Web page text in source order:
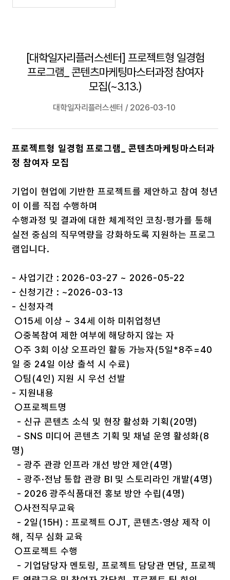
[대학일자리플러스센터] 프로젝트형 일경험
프로그램_ 콘텐츠마케팅마스터과정 참여자
모집(~3.13.)
대학일자리플러스센터 / 2026-03-10
프로젝트형 일경험 프로그램_ 콘텐츠마케팅마스터과
정 참여자 모집
기업이 현업에 기반한 프로젝트를 제안하고 참여 청년
이 이를 직접 수행하며
수행과정 및 결과에 대한 체계적인 코칭·평가를 통해
실전 중심의 직무역량을 강화하도록 지원하는 프로그
램입니다.
- 사업기간 : 2026-03-27 ~ 2026-05-22
- 신청기간 : ~2026-03-13
- 신청자격
○15세 이상 ~ 34세 이하 미취업청년
○중복참여 제한 여부에 해당하지 않는 자
○주 3회 이상 오프라인 활동 가능자(5일*8주=40
일 중 24일 이상 출석 시 수료)
○팀(4인) 지원 시 우선 선발
- 지원내용
○프로젝트명
- 신규 콘텐츠 소식 및 현장 활성화 기획(20명)
- SNS 미디어 콘텐츠 기획 및 채널 운영 활성화(8
명)
- 광주 관광 인프라 개선 방안 제안(4명)
- 광주·전남 통합 관광 BI 및 스토리라인 개발(4명)
- 2026 광주식품대전 홍보 방안 수립(4명)
○사전직무교육
- 2일(15H) : 프로젝트 OJT, 콘텐츠·영상 제작 이
해, 직무 심화 교육
○프로젝트 수행
- 기업담당자 멘토링, 프로젝트 담당관 면담, 프로젝